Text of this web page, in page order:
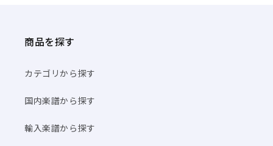
商品を探す
カテゴリから探す
国内楽譜から探す
輸入楽譜から探す